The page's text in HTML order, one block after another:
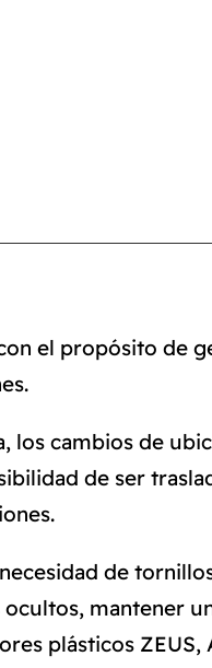
el propósito de
cambios de
de ser
de
mantener
plásticos